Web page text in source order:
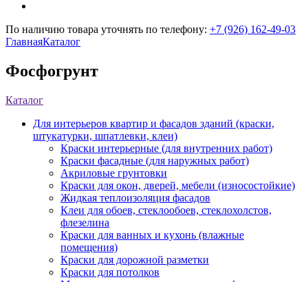
По наличию товара уточнять по телефону: +7 (926) 162-49-03
ГлавнаяКаталог
Фосфогрунт
Каталог
Для интерьеров квартир и фасадов зданий (краски,
штукатурки, шпатлевки, клеи)
Краски интерьерные (для внутренних работ)
Краски фасадные (для наружных работ)
Акриловые грунтовки
Краски для окон, дверей, мебели (износостойкие)
Жидкая теплоизоляция фасадов
Клеи для обоев, стеклообоев, стеклохолстов,
флезелина
Краски для ванных и кухонь (влажные
помещения)
Краски для дорожной разметки
Краски для потолков